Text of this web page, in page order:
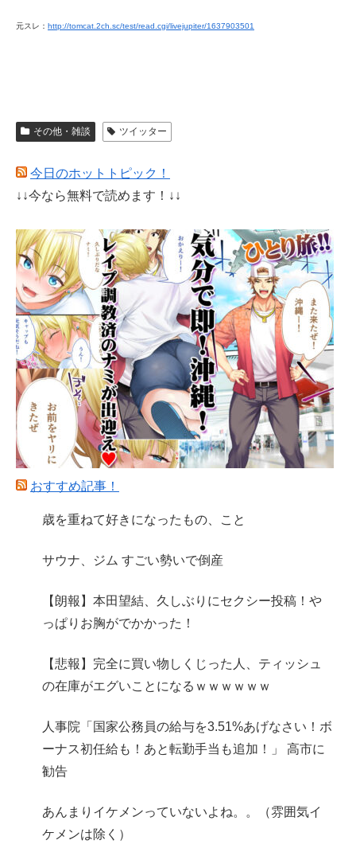
元スレ： http://tomcat.2ch.sc/test/read.cgi/livejupiter/1637903501
その他・雑談 ツイッター
今日のホットトピック！
↓↓今なら無料で読めます！↓↓
おすすめ記事！
歳を重ねて好きになったもの、こと
サウナ、ジム すごい勢いで倒産
【朗報】本田望結、久しぶりにセクシー投稿！や
っぱりお胸がでかかった！
【悲報】完全に買い物しくじった人、ティッシュ
の在庫がエグいことになるｗｗｗｗｗｗ
人事院「国家公務員の給与を3.51%あげなさい！ボ
ーナス初任給も！あと転勤手当も追加！」 高市に
勧告
あんまりイケメンっていないよね。。（雰囲気イ
ケメンは除く）